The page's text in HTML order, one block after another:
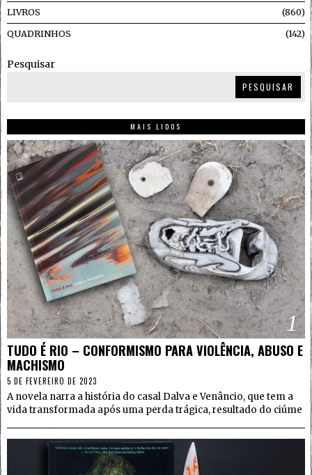
LIVROS 860
QUADRINHOS 142
Pesquisar
PESQUISAR
MAIS LIDOS
1
TUDO É RIO – CONFORMISMO PARA VIOLÊNCIA, ABUSO E
MACHISMO
5 DE FEVEREIRO DE 2023
A novela narra a história do casal Dalva e Venâncio, que tem a
vida transformada após uma perda trágica, resultado do ciúme